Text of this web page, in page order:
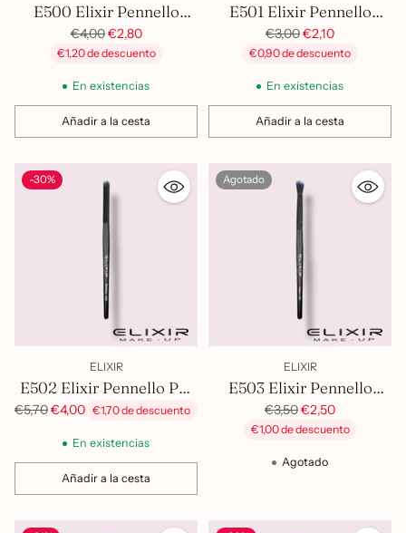
E500 Elixir Pennello
Ciglia E Sopraciglia
Precio
habitual
€4,00€2,80
€1,20 de descuento
En existencias
Añadir a la cesta
Cantidad
E501 Elixir Pennello
Piatto Eyeliner
Precio
habitual
€3,00€2,10
€0,90 de descuento
En existencias
Añadir a la cesta
Cantidad
-30%
ELIXIR
E502 Elixir Pennello Per
Blending Da Sfumatura
Precio
€5,70€4,00 €1,70 de descuento
En existencias
Añadir a la cesta
Cantidad
Agotado
ELIXIR
E503 Elixir Pennello
Tondo Sfumatura
Precio
habitual
€3,50€2,50
€1,00 de descuento
Agotado